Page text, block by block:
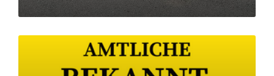
Read